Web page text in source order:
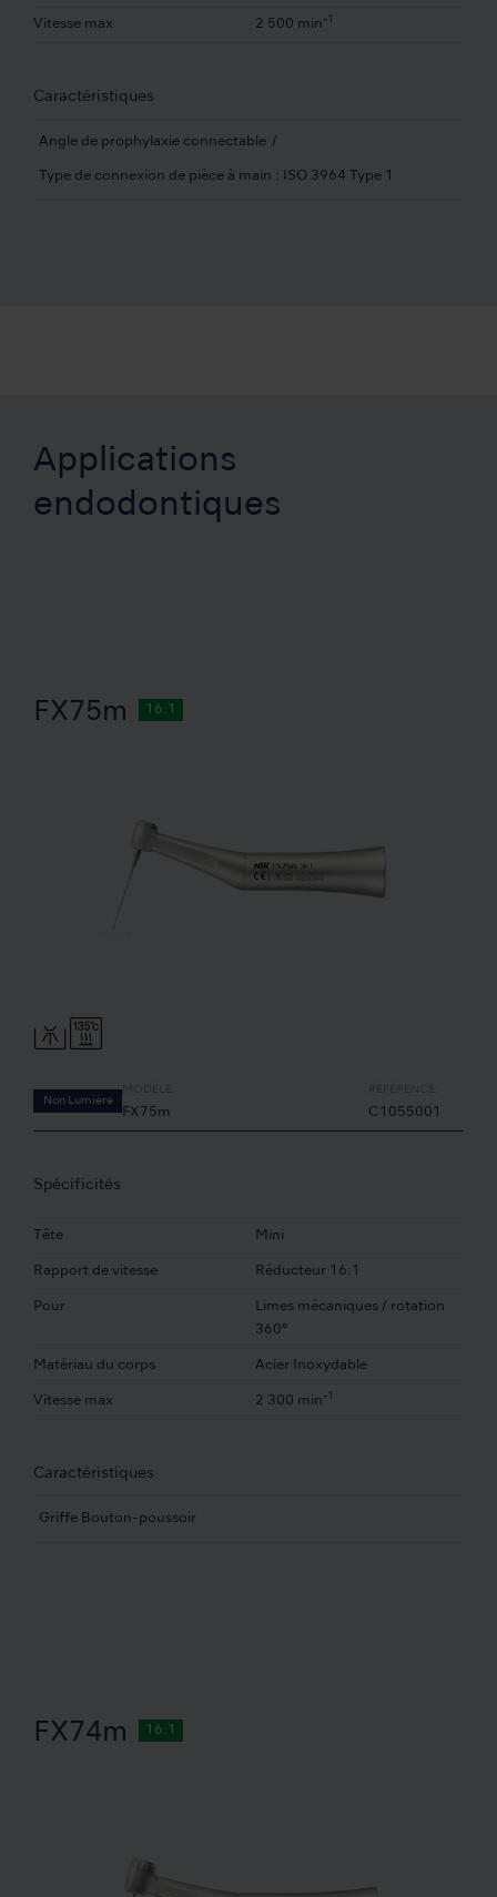
Vitesse max 2 500 min -1
Caractéristiques
Angle de prophylaxie connectable
Type de connexion de pièce à main : ISO 3964 Type 1
Applications
endodontiques
FX75m 16:1
Non Lumière
FX75m C1055001
Spécificités
Tête Mini
Rapport de vitesse Réducteur 16:1
Pour
Limes mécaniques / rotation
360°
Matériau du corps Acier Inoxydable
Vitesse max 2 300 min -1
Caractéristiques
Griffe Bouton-poussoir
FX74m 16:1